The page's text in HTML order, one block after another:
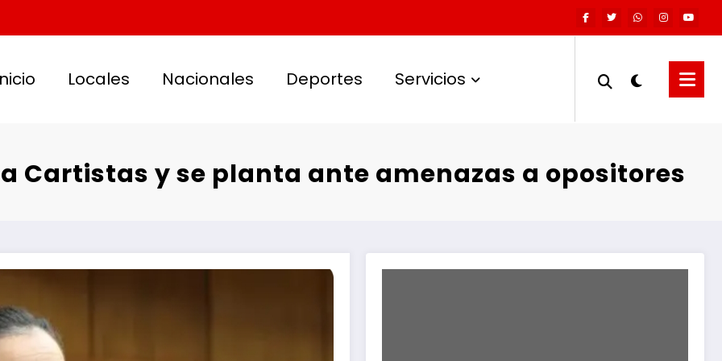
Locales Nacionales Deportes Servicios
Cartistas y se planta ante amenazas a opositores